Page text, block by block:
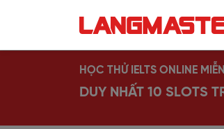
HỌC THỬ IELTS ONLINE
DUY NHẤT 10 SLOTS